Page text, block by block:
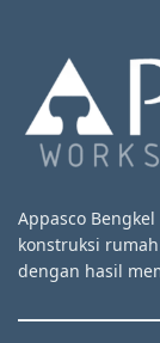
Appasco
konstruksi
dengan hasil